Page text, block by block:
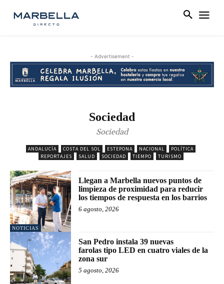
- Advertisement -
Sociedad
Sociedad
ANDALUCÍA COSTA DEL SOL ESTEPONA NACIONAL
POLÍTICA
REPORTAJES
SALUD SOCIEDAD TIEMPO TURISMO
NOTICIAS
Llegan a Marbella nuevos puntos de
limpieza de proximidad para reducir
los tiempos de respuesta en los barrios
6 agosto, 2026
San Pedro instala 39 nuevas
farolas tipo LED en cuatro viales de la
zona sur
5 agosto, 2026